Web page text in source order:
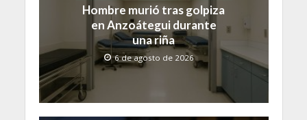
Hombre murió tras golpiza
en Anzoátegui durante
una riña
6 de agosto de 2026